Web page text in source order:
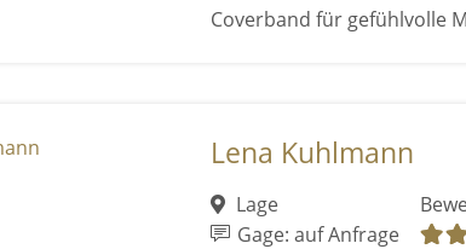
Coverband für gefühlvolle
Lena Kuhlmann
Lage
Gage: auf Anfrage